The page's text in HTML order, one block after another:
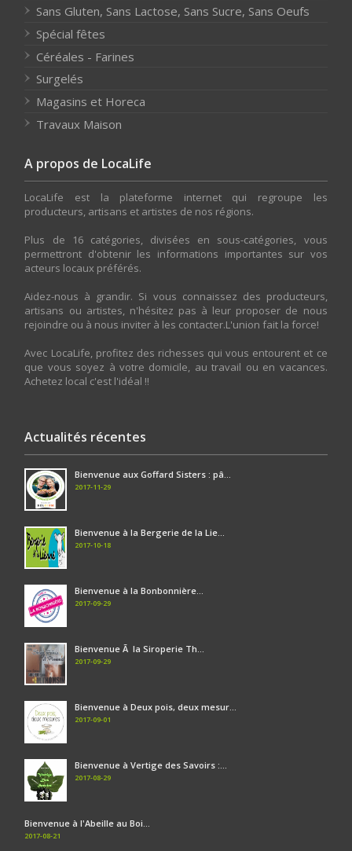
Sans Gluten, Sans Lactose, Sans Sucre, Sans Oeufs
Spécial fêtes
Céréales - Farines
Surgelés
Magasins et Horeca
Travaux Maison
A propos de LocaLife
LocaLife est la plateforme internet qui regroupe les
producteurs, artisans et artistes de nos régions.
Plus de 16 catégories, divisées en sous-catégories, vous
permettront d'obtenir les informations importantes sur vos
acteurs locaux préférés.
Aidez-nous à grandir. Si vous connaissez des producteurs,
artisans ou artistes, n'hésitez pas à leur proposer de nous
rejoindre ou à nous inviter à les contacter.L'union fait la force!
Avec LocaLife, profitez des richesses qui vous entourent et ce
que vous soyez à votre domicile, au travail ou en vacances.
Achetez local c'est l'idéal !!
Actualités récentes
Bienvenue aux Goffard Sisters : pâ...
2017-11-29
Bienvenue à la Bergerie de la Lie...
2017-10-18
Bienvenue à la Bonbonnière...
2017-09-29
Bienvenue Ã la Siroperie Th...
2017-09-29
Bienvenue à Deux pois, deux mesur...
2017-09-01
Bienvenue à Vertige des Savoirs :...
2017-08-29
Bienvenue à l'Abeille au Boi...
2017-08-21